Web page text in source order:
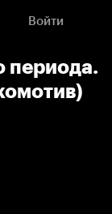
Войти
периода.